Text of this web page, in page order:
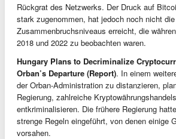
Rückgrat des Netzwerks. Der Druck auf
stark zugenommen, hat jedoch noch nicht
Zusammenbruchsniveaus erreicht, die
2018 und 2022 zu beobachten waren.
Hungary Plans to Decriminalize
Orban’s Departure (Report). In einem
der Orban-Administration zu distanzieren,
Regierung, zahlreiche
entkriminalisieren. Die frühere Regierung
strenge Regeln eingeführt, von denen einige
vorsahen.